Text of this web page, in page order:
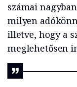
számai
milyen
illetve, hogy a
meglehetősen